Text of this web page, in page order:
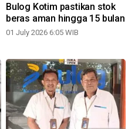
Bulog Kotim pastikan stok
beras aman hingga 15 bulan
01 July 2026 6:05 WIB